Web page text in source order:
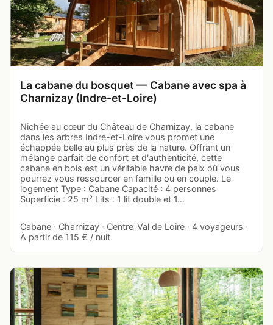
La cabane du bosquet — Cabane avec spa à
Charnizay (Indre-et-Loire)
Nichée au cœur du Château de Charnizay, la cabane
dans les arbres Indre-et-Loire vous promet une
échappée belle au plus près de la nature. Offrant un
mélange parfait de confort et d'authenticité, cette
cabane en bois est un véritable havre de paix où vous
pourrez vous ressourcer en famille ou en couple. Le
logement Type : Cabane Capacité : 4 personnes
Superficie : 25 m² Lits : 1 lit double et 1…
Cabane · Charnizay · Centre-Val de Loire · 4 voyageurs ·
À partir de 115 € / nuit